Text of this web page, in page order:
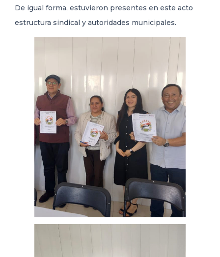
De igual forma, estuvieron presentes en este acto
estructura sindical y autoridades municipales.